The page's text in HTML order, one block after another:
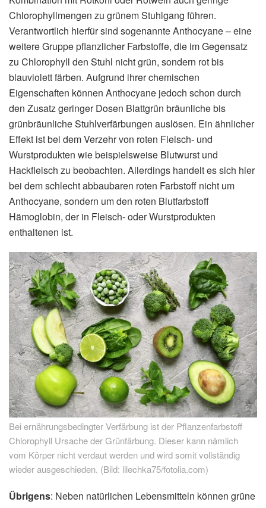
Chlorophyllmengen zu grünem Stuhlgang führen.
Verantwortlich hierfür sind sogenannte Anthocyane – eine
weitere Gruppe pflanzlicher Farbstoffe, die im Gegensatz
zu Chlorophyll den Stuhl nicht grün, sondern rot bis
blauviolett färben. Aufgrund ihrer chemischen
Eigenschaften können Anthocyane jedoch schon durch
den Zusatz geringer Dosen Blattgrün bräunliche bis
grünbräunliche Stuhlverfärbungen auslösen. Ein ähnlicher
Effekt ist bei dem Verzehr von roten Fleisch- und
Wurstprodukten wie beispielsweise Blutwurst und
Hackfleisch zu beobachten. Allerdings handelt es sich hier
bei dem schlecht abbaubaren roten Farbstoff nicht um
Anthocyane, sondern um den roten Blutfarbstoff
Hämoglobin, der in Fleisch- oder Wurstprodukten
enthaltenen ist.
Bei ernährungsbedingter Verfärbung ist der Pflanzenfarbstoff
Chlorophyll Ursache der Grünfärbung. Dieser kann nämlich
vom Körper nicht verdaut werden und wird somit vollständig
wieder ausgeschieden. (Bild: lilechka75/fotolia.com)
Übrigens: Neben natürlichen Lebensmitteln können grüne